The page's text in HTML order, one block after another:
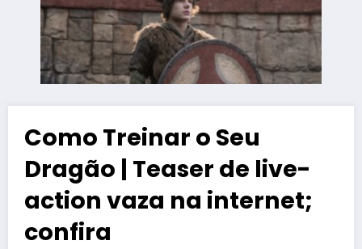
Como Treinar o Seu
Dragão | Teaser de live-
action vaza na internet;
confira